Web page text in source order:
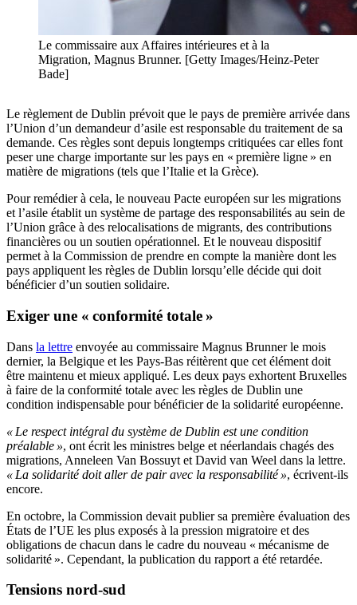
Le commissaire aux Affaires intérieures et à la
Migration, Magnus Brunner. [Getty Images/Heinz-Peter
Bade]
Le règlement de Dublin prévoit que le pays de première arrivée dans
l’Union d’un demandeur d’asile est responsable du traitement de sa
demande. Ces règles sont depuis longtemps critiquées car elles font
peser une charge importante sur les pays en « première ligne » en
matière de migrations (tels que l’Italie et la Grèce).
Pour remédier à cela, le nouveau Pacte européen sur les migrations
et l’asile établit un système de partage des responsabilités au sein de
l’Union grâce à des relocalisations de migrants, des contributions
financières ou un soutien opérationnel. Et le nouveau dispositif
permet à la Commission de prendre en compte la manière dont les
pays appliquent les règles de Dublin lorsqu’elle décide qui doit
bénéficier d’un soutien solidaire.
Exiger une « conformité totale »
Dans la lettre envoyée au commissaire Magnus Brunner le mois
dernier, la Belgique et les Pays-Bas réitèrent que cet élément doit
être maintenu et mieux appliqué. Les deux pays exhortent Bruxelles
à faire de la conformité totale avec les règles de Dublin une
condition indispensable pour bénéficier de la solidarité européenne.
« Le respect intégral du système de Dublin est une condition
préalable », ont écrit les ministres belge et néerlandais chagés des
migrations, Anneleen Van Bossuyt et David van Weel dans la lettre.
« La solidarité doit aller de pair avec la responsabilité », écrivent-ils
encore.
En octobre, la Commission devait publier sa première évaluation des
États de l’UE les plus exposés à la pression migratoire et des
obligations de chacun dans le cadre du nouveau « mécanisme de
solidarité ». Cependant, la publication du rapport a été retardée.
Tensions nord-sud